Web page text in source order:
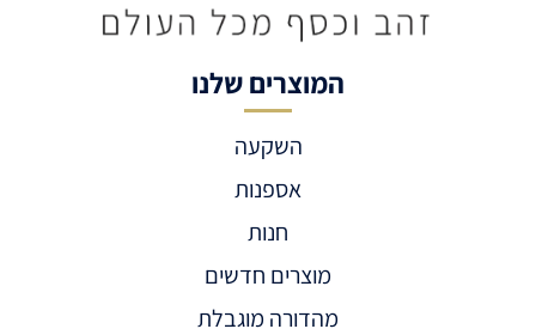
המוצרים שלנו
השקעה
אספנות
חנות
מוצרים חדשים
מהדורה מוגבלת